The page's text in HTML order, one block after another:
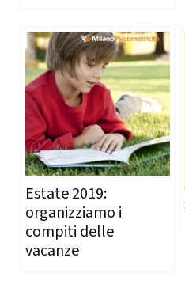
Estate 2019:
organizziamo i
compiti delle
vacanze